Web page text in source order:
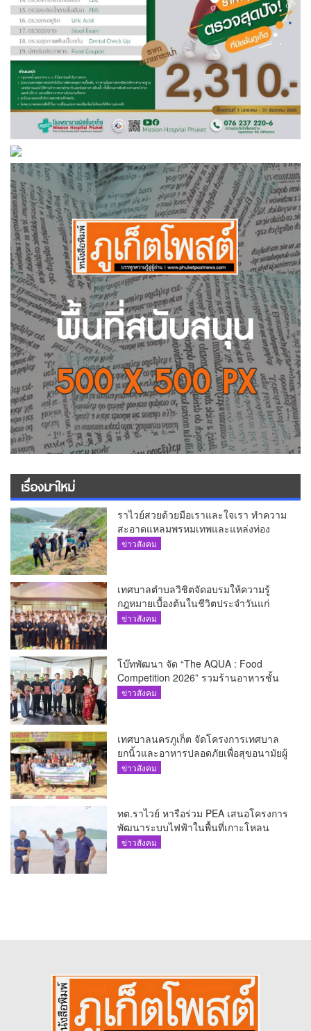
เรื่องมาใหม่
ราไวย์สวยด้วยมือเราและใจเรา ทำความ
สะอาดแหลมพรหมเทพและแหล่งท่อง
เที่ยว
ข่าวสังคม
เทศบาลตำบลวิชิตจัดอบรมให้ความรู้
กฎหมายเบื้องต้นในชีวิตประจำวันแก่
เยาวชน
ข่าวสังคม
โบ๊ทพัฒนา จัด “The AQUA : Food
Competition 2026” รวมร้านอาหารชั้น
นำของ The Shopps at The AQUA ชู
ข่าวสังคม
เทศบาลนครภูเก็ต จัดโครงการเทศบาล
ยกนิ้วและอาหารปลอดภัยเพื่อสุขอนามัยผู้
บริโภค
ข่าวสังคม
ทต.ราไวย์ หารือร่วม PEA เสนอโครงการ
พัฒนาระบบไฟฟ้าในพื้นที่เกาะโหลน
ข่าวสังคม